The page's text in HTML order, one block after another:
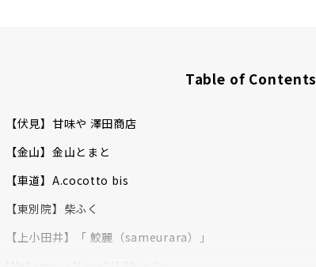
Table of Contents
【伏見】甘味や 澤田商店
【金山】金山とまと
【車道】A.cocotto bis
【東別院】柴ふく
【上小田井】「 鮫麗（sameurara）」